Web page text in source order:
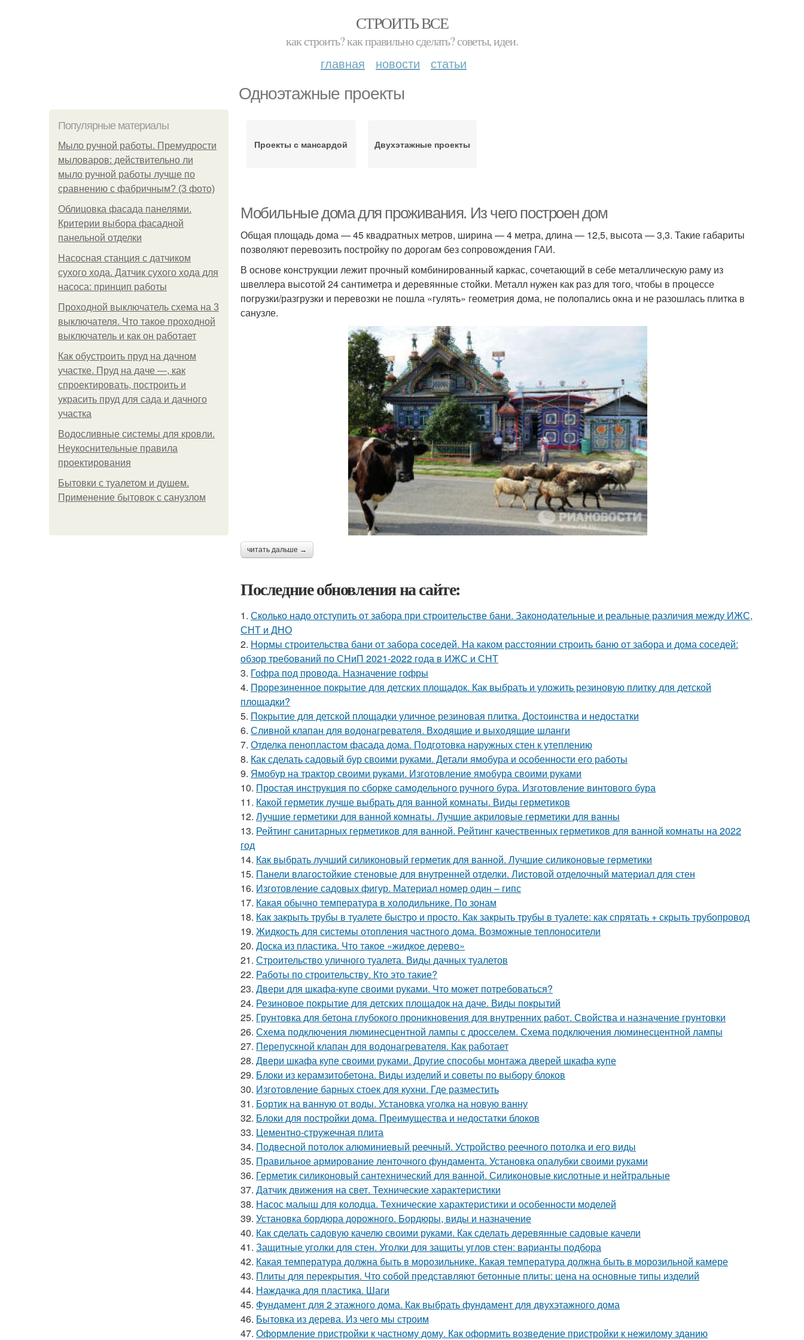
СТРОИТЬ ВСЕ
как строить? как правильно сделать? советы, идеи.
главная новости статьи
Одноэтажные проекты
Популярные материалы
Мыло ручной работы. Премудрости
мыловаров: действительно ли
мыло ручной работы лучше по
сравнению с фабричным? (3 фото)
Облицовка фасада панелями.
Критерии выбора фасадной
панельной отделки
Насосная станция с датчиком
сухого хода. Датчик сухого хода для
насоса: принцип работы
Проходной выключатель схема на 3
выключателя. Что такое проходной
выключатель и как он работает
Как обустроить пруд на дачном
участке. Пруд на даче —, как
спроектировать, построить и
украсить пруд для сада и дачного
участка
Водосливные системы для кровли.
Неукоснительные правила
проектирования
Бытовки с туалетом и душем.
Применение бытовок с санузлом
Проекты с мансардой Двухэтажные проекты
Мобильные дома для проживания. Из чего построен дом
Общая площадь дома — 45 квадратных метров, ширина — 4 метра, длина — 12,5, высота — 3,3. Такие габариты
позволяют перевозить постройку по дорогам без сопровождения ГАИ.
В основе конструкции лежит прочный комбинированный каркас, сочетающий в себе металлическую раму из
швеллера высотой 24 сантиметра и деревянные стойки. Металл нужен как раз для того, чтобы в процессе
погрузки/разгрузки и перевозки не пошла «гулять» геометрия дома, не полопались окна и не разошлась плитка в
санузле.
читать дальше →
Последние обновления на сайте:
1. Сколько надо отступить от забора при строительстве бани. Законодательные и реальные различия между ИЖС,
СНТ и ДНО
2. Нормы строительства бани от забора соседей. На каком расстоянии строить баню от забора и дома соседей:
обзор требований по СНиП 2021-2022 года в ИЖС и СНТ
3. Гофра под провода. Назначение гофры
4. Прорезиненное покрытие для детских площадок. Как выбрать и уложить резиновую плитку для детской
площадки?
5. Покрытие для детской площадки уличное резиновая плитка. Достоинства и недостатки
6. Сливной клапан для водонагревателя. Входящие и выходящие шланги
7. Отделка пенопластом фасада дома. Подготовка наружных стен к утеплению
8. Как сделать садовый бур своими руками. Детали ямобура и особенности его работы
9. Ямобур на трактор своими руками. Изготовление ямобура своими руками
10. Простая инструкция по сборке самодельного ручного бура. Изготовление винтового бура
11. Какой герметик лучше выбрать для ванной комнаты. Виды герметиков
12. Лучшие герметики для ванной комнаты. Лучшие акриловые герметики для ванны
13. Рейтинг санитарных герметиков для ванной. Рейтинг качественных герметиков для ванной комнаты на 2022
год
14. Как выбрать лучший силиконовый герметик для ванной. Лучшие силиконовые герметики
15. Панели влагостойкие стеновые для внутренней отделки. Листовой отделочный материал для стен
16. Изготовление садовых фигур. Материал номер один – гипс
17. Какая обычно температура в холодильнике. По зонам
18. Как закрыть трубы в туалете быстро и просто. Как закрыть трубы в туалете: как спрятать + скрыть трубопровод
19. Жидкость для системы отопления частного дома. Возможные теплоносители
20. Доска из пластика. Что такое «жидкое дерево»
21. Строительство уличного туалета. Виды дачных туалетов
22. Работы по строительству. Кто это такие?
23. Двери для шкафа-купе своими руками. Что может потребоваться?
24. Резиновое покрытие для детских площадок на даче. Виды покрытий
25. Грунтовка для бетона глубокого проникновения для внутренних работ. Свойства и назначение грунтовки
26. Схема подключения люминесцентной лампы с дросселем. Схема подключения люминесцентной лампы
27. Перепускной клапан для водонагревателя. Как работает
28. Двери шкафа купе своими руками. Другие способы монтажа дверей шкафа купе
29. Блоки из керамзитобетона. Виды изделий и советы по выбору блоков
30. Изготовление барных стоек для кухни. Где разместить
31. Бортик на ванную от воды. Установка уголка на новую ванну
32. Блоки для постройки дома. Преимущества и недостатки блоков
33. Цементно-стружечная плита
34. Подвесной потолок алюминиевый реечный. Устройство реечного потолка и его виды
35. Правильное армирование ленточного фундамента. Установка опалубки своими руками
36. Герметик силиконовый сантехнический для ванной. Силиконовые кислотные и нейтральные
37. Датчик движения на свет. Технические характеристики
38. Насос малыш для колодца. Технические характеристики и особенности моделей
39. Установка бордюра дорожного. Бордюры, виды и назначение
40. Как сделать садовую качелю своими руками. Как сделать деревянные садовые качели
41. Защитные уголки для стен. Уголки для защиты углов стен: варианты подбора
42. Какая температура должна быть в морозильнике. Какая температура должна быть в морозильной камере
43. Плиты для перекрытия. Что собой представляют бетонные плиты: цена на основные типы изделий
44. Наждачка для пластика. Шаги
45. Фундамент для 2 этажного дома. Как выбрать фундамент для двухэтажного дома
46. Бытовка из дерева. Из чего мы строим
47. Оформление пристройки к частному дому. Как оформить возведение пристройки к нежилому зданию